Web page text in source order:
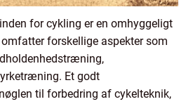
for cykling er en omhyggeligt
forskellige aspekter som
Et godt
til forbedring af cykelteknik,